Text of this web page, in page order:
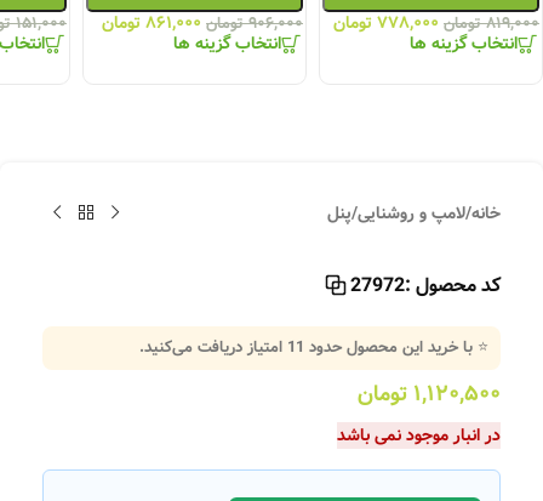
۸۱۹,۰۰۰ تومان ۷۷۸,۰۰۰تومان
انتخاب گزینه ها
۹۰۶,۰۰۰ تومان ۸۶۱,۰۰۰تومان
انتخاب گزینه ها
۱۵۱,۰۰۰
خانه/لامپ و روشنایی/پنل
کد محصول :27972
⭐ با خرید این محصول حدود 11 امتیاز دریافت می‌کنید.
۱,۱۲۰,۵۰۰ تومان
در انبار موجود نمی باشد